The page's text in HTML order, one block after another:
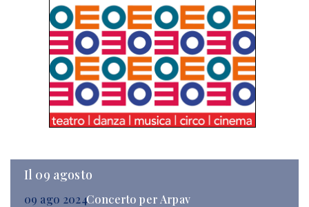
Il 09 agosto
09 ago 2024Concerto per Arpav